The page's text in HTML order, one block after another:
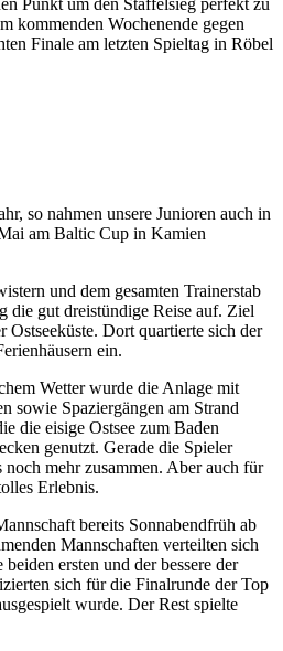
Punkt um den Staffelsieg perfekt zu
kommenden Wochenende gegen
Finale am letzten Spieltag in Röbel
so nahmen unsere Junioren auch in
am Baltic Cup in Kamien
und dem gesamten Trainerstab
die gut dreistündige Reise auf. Ziel
Dort quartierte sich der
ein.
Wetter wurde die Anlage mit
sowie Spaziergängen am Strand
die eisige Ostsee zum Baden
genutzt. Gerade die Spieler
mehr zusammen. Aber auch für
Erlebnis.
bereits Sonnabendfrüh ab
Mannschaften verteilten sich
ersten und der bessere der
sich für die Finalrunde der Top
wurde. Der Rest spielte